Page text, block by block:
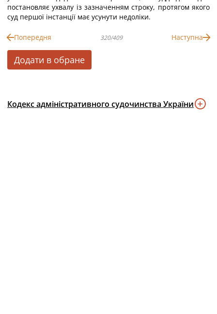
постановляє ухвалу із зазначенням строку, протягом якого
суд першої інстанції має усунути недоліки.
Попередня 320/409 Наступна
Додати в обране
Кодекс адміністративного судочинства України